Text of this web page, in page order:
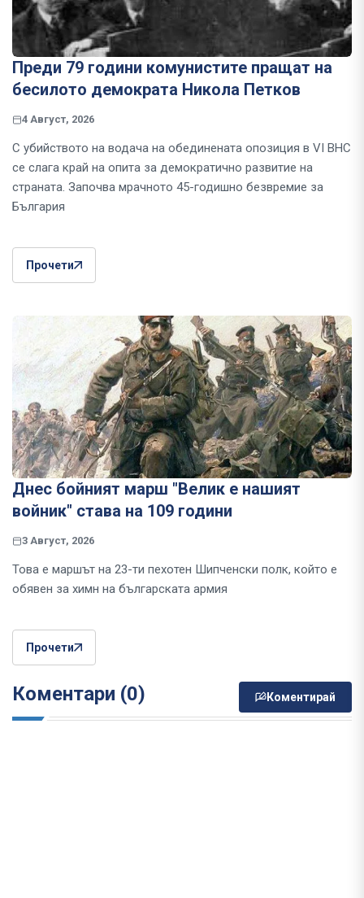
Преди 79 години комунистите пращат на
бесилото демократа Никола Петков
4 Август, 2026
С убийството на водача на обединената опозиция в VI ВНС
се слага край на опита за демократично развитие на
страната. Започва мрачното 45-годишно безвремие за
България
Прочети
Днес бойният марш "Велик е нашият
войник" става на 109 години
3 Август, 2026
Това е маршът на 23-ти пехотен Шипченски полк, който е
обявен за химн на българската армия
Прочети
Коментари (0) Коментирай